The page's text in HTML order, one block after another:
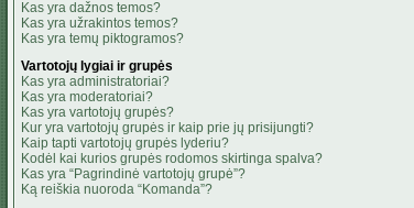
Kas yra dažnos temos?
Kas yra užrakintos temos?
Kas yra temų piktogramos?
Vartotojų lygiai ir grupės
Kas yra administratoriai?
Kas yra moderatoriai?
Kas yra vartotojų grupės?
Kur yra vartotojų grupės ir kaip prie jų prisijungti?
Kaip tapti vartotojų grupės lyderiu?
Kodėl kai kurios grupės rodomos skirtinga spalva?
Kas yra “Pagrindinė vartotojų grupė”?
Ką reiškia nuoroda “Komanda”?